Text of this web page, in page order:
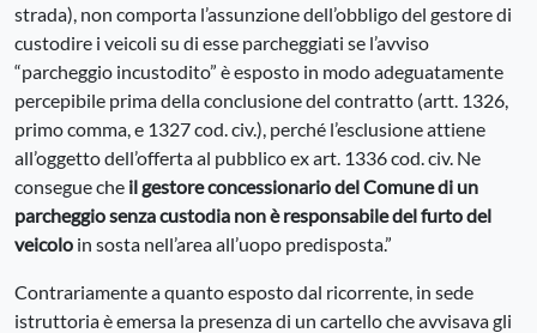
strada), non comporta l’assunzione dell’obbligo del gestore di
custodire i veicoli su di esse parcheggiati se l’avviso
“parcheggio incustodito” è esposto in modo adeguatamente
percepibile prima della conclusione del contratto (artt. 1326,
primo comma, e 1327 cod. civ.), perché l’esclusione attiene
all’oggetto dell’offerta al pubblico ex art. 1336 cod. civ. Ne
consegue che il gestore concessionario del Comune di un
parcheggio senza custodia non è responsabile del furto del
veicolo in sosta nell’area all’uopo predisposta.”
Contrariamente a quanto esposto dal ricorrente, in sede
istruttoria è emersa la presenza di un cartello che avvisava gli